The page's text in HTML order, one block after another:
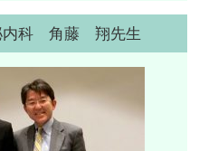
内科 角藤 翔先生